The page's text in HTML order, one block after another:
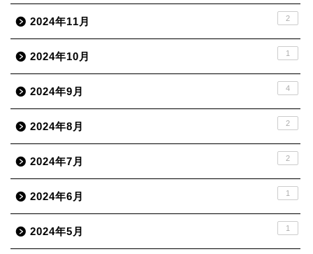
2024年11月 2
2024年10月 1
2024年9月 4
2024年8月 2
2024年7月 2
2024年6月 1
2024年5月 1